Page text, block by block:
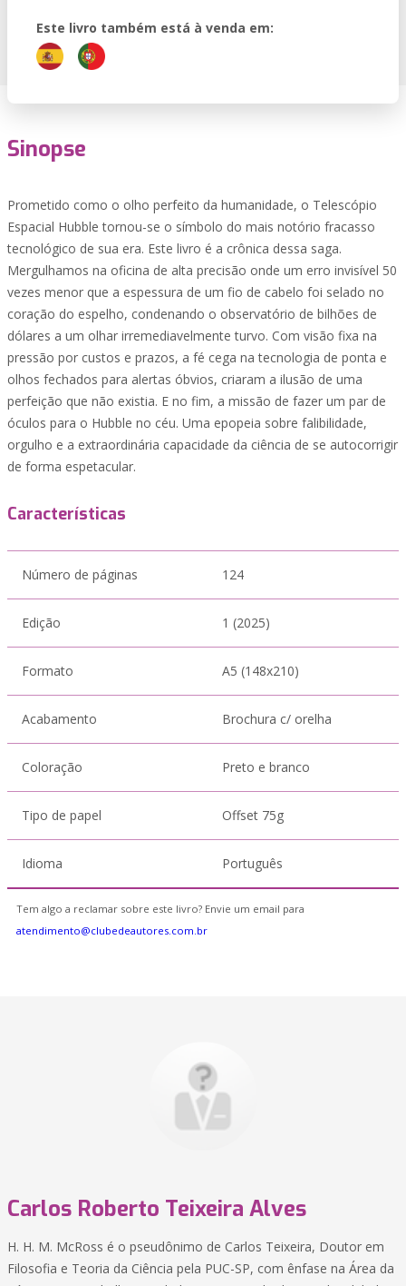
Este livro também está à venda em:
Sinopse
Prometido como o olho perfeito da humanidade, o Telescópio
Espacial Hubble tornou-se o símbolo do mais notório fracasso
tecnológico de sua era. Este livro é a crônica dessa saga.
Mergulhamos na oficina de alta precisão onde um erro invisível 50
vezes menor que a espessura de um fio de cabelo foi selado no
coração do espelho, condenando o observatório de bilhões de
dólares a um olhar irremediavelmente turvo. Com visão fixa na
pressão por custos e prazos, a fé cega na tecnologia de ponta e
olhos fechados para alertas óbvios, criaram a ilusão de uma
perfeição que não existia. E no fim, a missão de fazer um par de
óculos para o Hubble no céu. Uma epopeia sobre falibilidade,
orgulho e a extraordinária capacidade da ciência de se autocorrigir
de forma espetacular.
Características
Número de páginas 124
Edição 1 (2025)
Formato A5 (148x210)
Acabamento Brochura c/ orelha
Coloração Preto e branco
Tipo de papel Offset 75g
Idioma Português
Tem algo a reclamar sobre este livro? Envie um email para
atendimento@clubedeautores.com.br
Carlos Roberto Teixeira Alves
H. H. M. McRoss é o pseudônimo de Carlos Teixeira, Doutor em
Filosofia e Teoria da Ciência pela PUC-SP, com ênfase na Área da